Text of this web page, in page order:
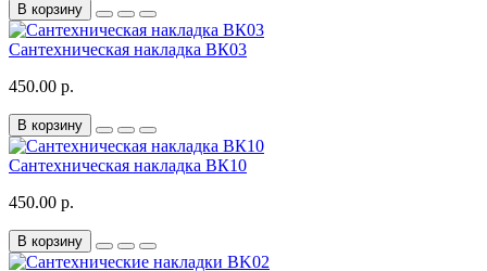
В корзину
Сантехническая накладка ВК03
450.00 р.
В корзину
Сантехническая накладка ВК10
450.00 р.
В корзину